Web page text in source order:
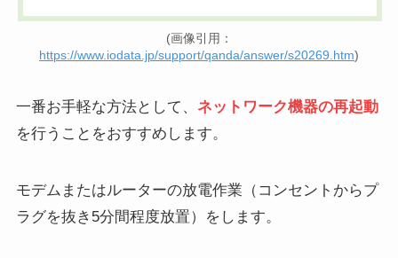
(画像引用：
https://www.iodata.jp/support/qanda/answer/s20269.htm)
一番お手軽な方法として、 ネットワーク機器の再起動
を行うことをおすすめします。
モデムまたはルーターの放電作業（コンセントからプ
ラグを抜き5分間程度放置）をします。